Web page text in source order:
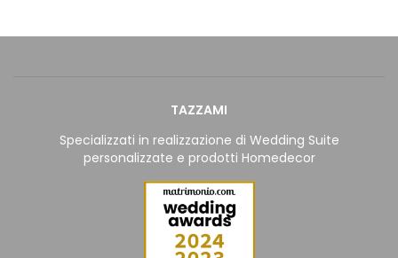
TAZZAMI
Specializzati in realizzazione di Wedding Suite
personalizzate e prodotti Homedecor